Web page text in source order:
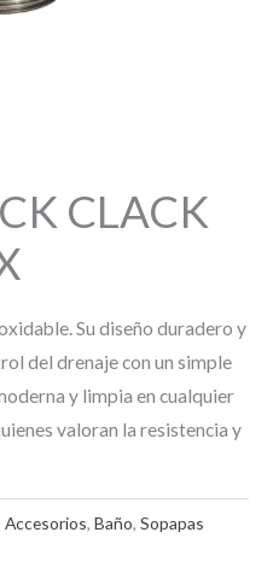
CLACK
Su diseño duradero y
del drenaje con un simple
y limpia en cualquier
valoran la resistencia y
Accesorios, Baño, Sopapas